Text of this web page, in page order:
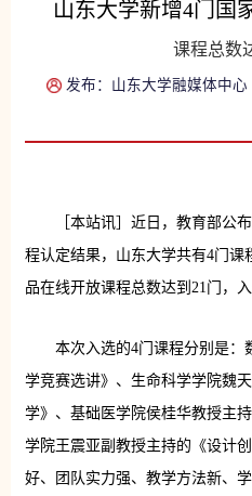
山东大学新增4门国
课程总数
发布：山东大学融媒体中心
［本站讯］近日，教育部公
程认定结果，山东大学共有4门
品在线开放课程总数达到21门，
本次入选的4门课程分别是：
学竞赛选讲》、生命科学学院魏
学》、基础医学院侯桂华教授主
学院王震亚副教授主持的《设计
好、团队实力强、教学方法新、